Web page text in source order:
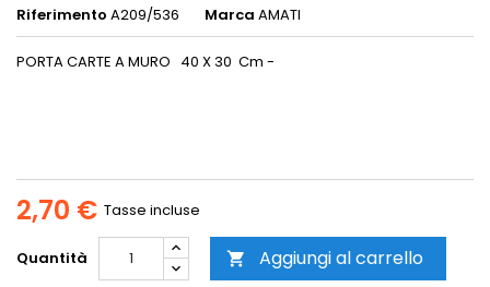
Riferimento A209/536 Marca AMATI
PORTA CARTE A MURO 40 X 30 Cm -
2,70 € Tasse incluse
Quantità  Aggiungi al carrello